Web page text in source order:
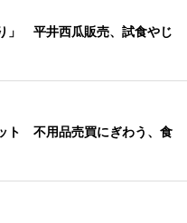
」 平井西瓜販売、試食やじ
ト 不用品売買にぎわう、食